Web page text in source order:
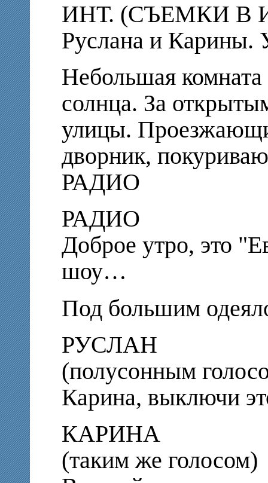
ИНТ. (СЪЕМКИ В
Руслана и Карины.
Небольшая
солнца. За
улицы.
дворник,
РАДИО
РАДИО
Доброе утро, это
шоу…
Под большим
РУСЛАН
(полусонным
Карина, выключи
КАРИНА
(таким же голосом)